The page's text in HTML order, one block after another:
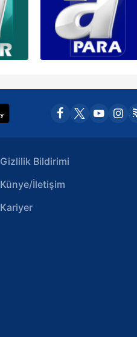
Gizlilik Bildirimi
Künye/İletişim
Kariyer